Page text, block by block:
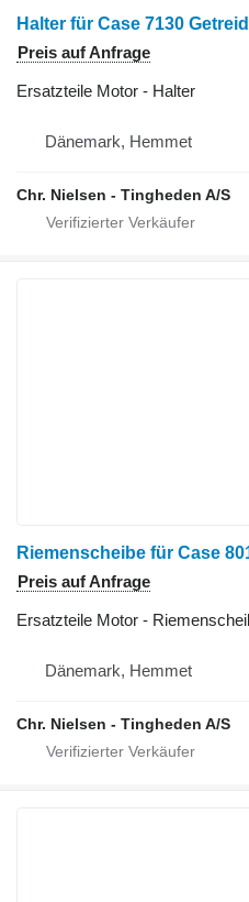
Halter für Case 7130
Preis auf Anfrage
Ersatzteile Motor - Halter
Dänemark, Hemmet
Chr. Nielsen - Tingheden A/S
Riemenscheibe für Case
Preis auf Anfrage
Ersatzteile Motor -
Dänemark, Hemmet
Chr. Nielsen - Tingheden A/S